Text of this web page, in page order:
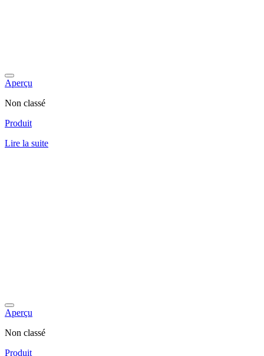
Aperçu
Non classé
Produit
Lire la suite
Aperçu
Non classé
Produit